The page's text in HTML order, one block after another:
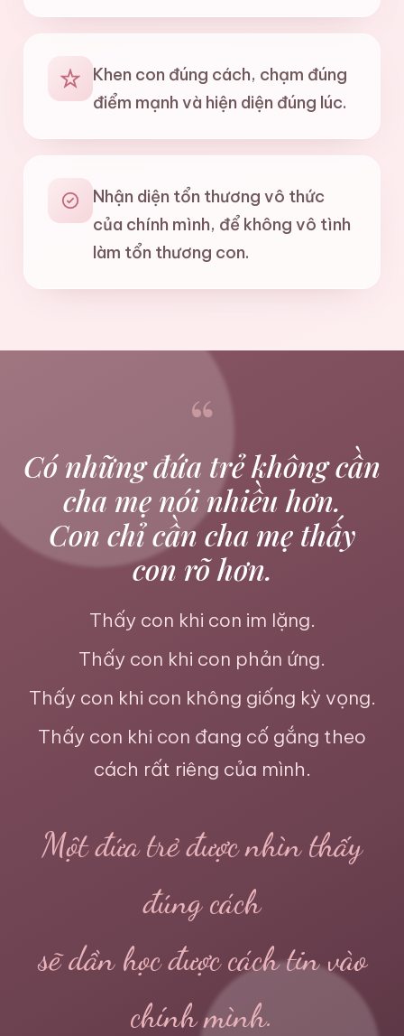
Khen con đúng cách, chạm đúng
điểm mạnh và hiện diện đúng lúc.
Nhận diện tổn thương vô thức
của chính mình, để không vô tình
làm tổn thương con.
“
Có những đứa trẻ không cần
cha mẹ nói nhiều hơn.
Con chỉ cần cha mẹ thấy
con rõ hơn.
Thấy con khi con im lặng.
Thấy con khi con phản ứng.
Thấy con khi con không giống kỳ vọng.
Thấy con khi con đang cố gắng theo
cách rất riêng của mình.
Một đứa trẻ được nhìn thấy
đúng cách
sẽ dần học được cách tin vào
chính mình.